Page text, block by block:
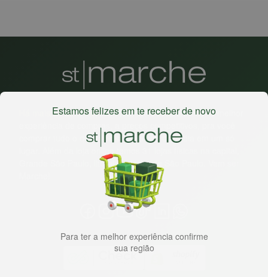
Há mais de 22 anos, o St. Marche busca oferecer a melhor
experiência de compras, a preços competitivos, pra você
comprar tudo o que precisa para seu dia a dia em um só
lugar. Além da loja online temos 31 lojas físicas na capital,
Grande São Paulo, litoral e interior de São Paulo. Vem ser
Estamos felizes em te receber de novo
Para ter a melhor experiência confirme
sua região